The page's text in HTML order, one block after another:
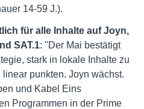
14-59 J.).
für alle Inhalte auf Joyn,
SAT.1: "Der Mai bestätigt
stark in lokale Inhalte zu
punkten. Joyn wächst.
und Kabel Eins
Programmen in der Prime